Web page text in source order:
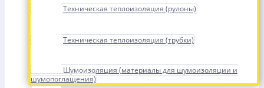
Техническая теплоизоляция (рулоны)
Техническая теплоизоляция (трубки)
Шумоизоляция (материалы для шумоизоляции и
шумопоглащения)